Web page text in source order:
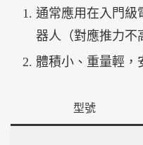
通常應用在入門級
器人（對應推力不
體積小、重量輕，
型號